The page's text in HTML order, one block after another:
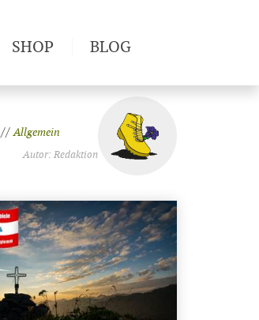
//Allgemein
Autor: Redaktion
SHOP BLOG